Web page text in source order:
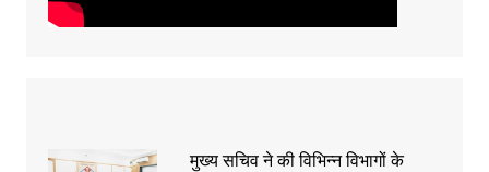
मुख्य सचिव ने की विभिन्न विभागों के